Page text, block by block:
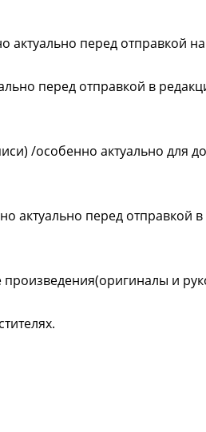
актуально перед отправкой
перед отправкой в
/особенно актуально для
перед отправкой
произведения(оригиналы и